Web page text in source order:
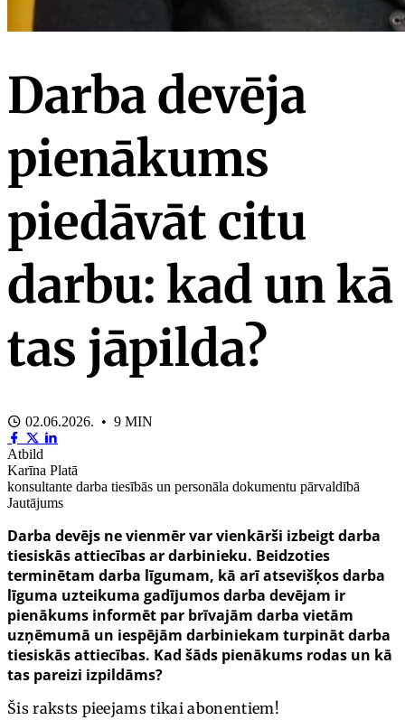
Darba devēja
pienākums
piedāvāt citu
darbu: kad un kā
tas jāpilda?
02.06.2026. • 9 MIN
Atbild
Karīna Platā
konsultante darba tiesībās un personāla dokumentu pārvaldībā
Jautājums
Darba devējs ne vienmēr var vienkārši izbeigt darba
tiesiskās attiecības ar darbinieku. Beidzoties
terminētam darba līgumam, kā arī atsevišķos darba
līguma uzteikuma gadījumos darba devējam ir
pienākums informēt par brīvajām darba vietām
uzņēmumā un iespējām darbiniekam turpināt darba
tiesiskās attiecības. Kad šāds pienākums rodas un kā
tas pareizi izpildāms?
Šis raksts pieejams tikai abonentiem!